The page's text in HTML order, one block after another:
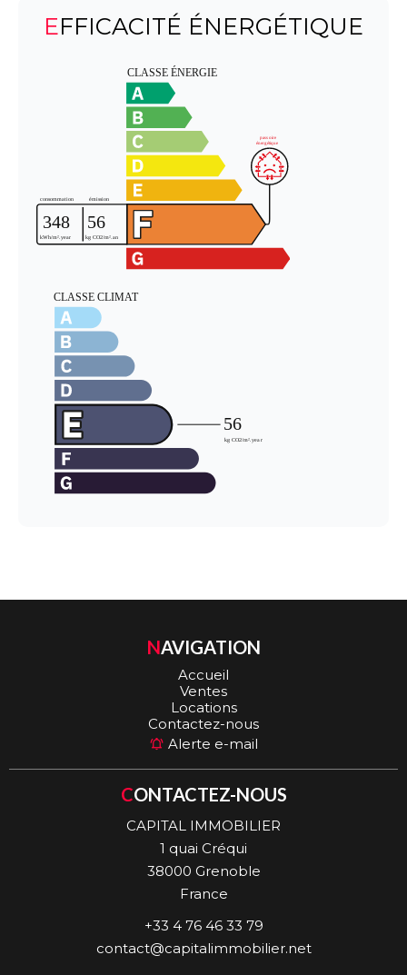
EFFICACITÉ ÉNERGÉTIQUE
NAVIGATION
Accueil
Ventes
Locations
Contactez-nous
Alerte e-mail
CONTACTEZ-NOUS
CAPITAL IMMOBILIER
1 quai Créqui
38000 Grenoble
France
+33 4 76 46 33 79
contact@capitalimmobilier.net